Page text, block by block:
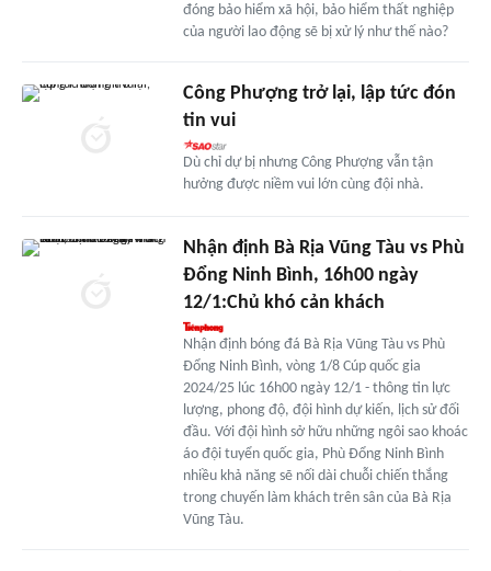
đóng bảo hiểm xã hội, bảo hiểm thất nghiệp
của người lao động sẽ bị xử lý như thế nào?
Công Phượng trở lại, lập tức đón
tin vui
Dù chỉ dự bị nhưng Công Phượng vẫn tận
hưởng được niềm vui lớn cùng đội nhà.
Nhận định Bà Rịa Vũng Tàu vs Phù
Đổng Ninh Bình, 16h00 ngày
12/1:Chủ khó cản khách
Nhận định bóng đá Bà Rịa Vũng Tàu vs Phù
Đổng Ninh Bình, vòng 1/8 Cúp quốc gia
2024/25 lúc 16h00 ngày 12/1 - thông tin lực
lượng, phong độ, đội hình dự kiến, lịch sử đối
đầu. Với đội hình sở hữu những ngôi sao khoác
áo đội tuyển quốc gia, Phù Đổng Ninh Bình
nhiều khả năng sẽ nối dài chuỗi chiến thắng
trong chuyến làm khách trên sân của Bà Rịa
Vũng Tàu.